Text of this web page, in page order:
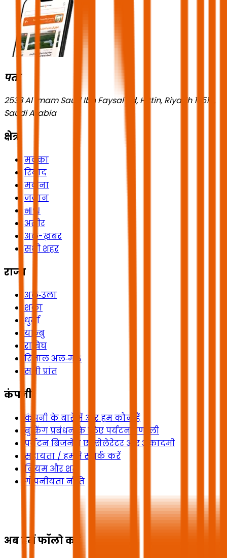
पता
2533 Al Imam Saud Ibn Faysal Rd, Hittin, Riyadh 13518,
Saudi Arabia
क्षेत्र
मक्का
रियाद
मदीना
जज़ान
헤일
असीर
अल-ख़बर
सभी शहर
राज्य
अल‑उला
शक्रा
धुर्मा
यान्बु
राबिघ
रिजाल अल‑माऽ
सभी प्रांत
कंपनी
कंपनी के बारे में और हम कौन हैं
बुकिंग प्रबंधन के लिए पर्यटन प्रणाली
पर्यटन बिजनेस एक्सेलेरेटर और अकादमी
सहायता / हमसे संपर्क करें
नियम और शर्तें
गोपनीयता नीति
अब हमें फॉलो करें